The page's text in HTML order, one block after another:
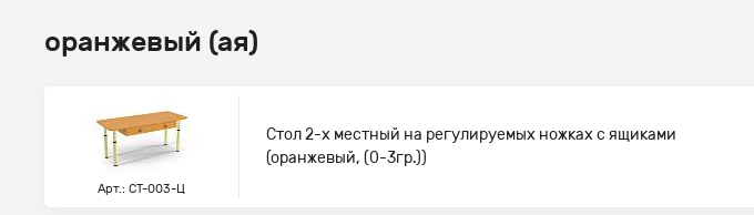
оранжевый (ая)
Арт.: СТ-003-Ц
Стол 2-х местный на регулируемых ножках с ящиками
(оранжевый, (0-3гр.))